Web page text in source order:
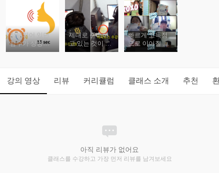
정체되어 있던
점수가 상승합
니다.
제대로 준비하
고 있는 것이 맞
는지 확인 할 수
빠르게 고득점
으로 이어질 수
있습니다.
강의 영상 리뷰 커리큘럼 클래스 소개 추천
아직 리뷰가 없어요
클래스를 수강하고 가장 먼저 리뷰를 남겨보세요